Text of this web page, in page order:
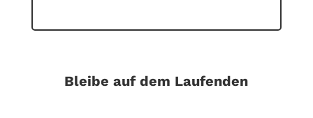
Bleibe auf dem Laufenden